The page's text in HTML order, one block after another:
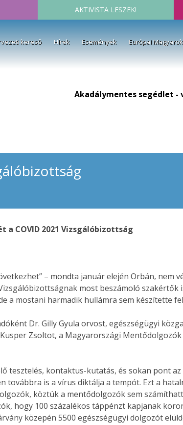
AKTIVISTA LESZEK!
kereső Hírek Események Európai Magyarok
Akadálymentes segédlet -
a COVID 2021 Vizsgálóbizottság
– mondta január elején Orbán, nem
most beszámoló
a mostani harmadik hullámra sem készítette
Dr. Gilly Gyula orvost, egészségügyi
Zsoltot, a Magyarországi
tesztelés, kontaktus-kutatás, és sokan pont
továbbra is a vírus diktálja a tempót. Ezt a
köztük a mentődolgozók sem
hogy 100 százalékos táppénzt kapjanak
közepén 5500 egészségügyi dolgozót